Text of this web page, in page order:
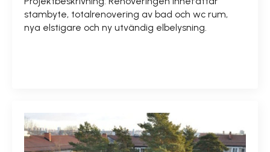
stambyte, totalrenovering av bad och wc rum,
nya elstigare och ny utvändig elbelysning.